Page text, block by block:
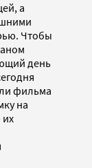
а
Чтобы
день
фильма
на